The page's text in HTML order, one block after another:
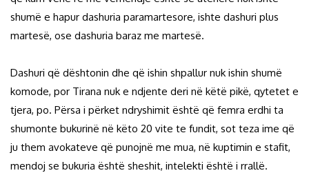
shumë e hapur dashuria paramartesore, ishte dashuri plus
martesë, ose dashuria baraz me martesë.
Dashuri që dështonin dhe që ishin shpallur nuk ishin shumë
komode, por Tirana nuk e ndjente deri në këtë pikë, qytetet e
tjera, po. Përsa i përket ndryshimit është që femra erdhi ta
shumonte bukurinë në këto 20 vite te fundit, sot teza ime që
ju them avokateve që punojnë me mua, në kuptimin e stafit,
mendoj se bukuria është sheshit, intelekti është i rrallë.